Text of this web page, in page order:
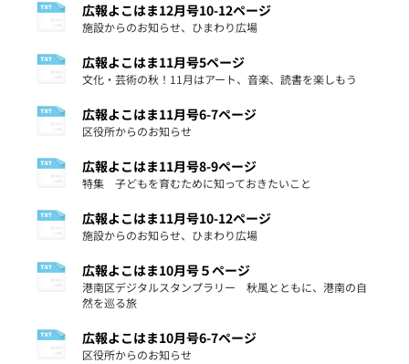
広報よこはま12月号10-12ページ
施設からのお知らせ、ひまわり広場
広報よこはま11月号5ページ
文化・芸術の秋！11月はアート、音楽、読書を楽しもう
広報よこはま11月号6-7ページ
区役所からのお知らせ
広報よこはま11月号8-9ページ
特集 子どもを育むために知っておきたいこと
広報よこはま11月号10-12ページ
施設からのお知らせ、ひまわり広場
広報よこはま10月号５ページ
港南区デジタルスタンプラリー 秋風とともに、港南の自
然を巡る旅
広報よこはま10月号6-7ページ
区役所からのお知らせ